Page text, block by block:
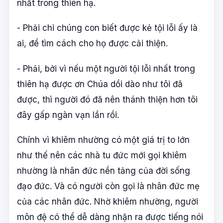
nhất trong thiên hạ.
- Phải chi chúng con biết được kẻ tội lỗi ấy là
ai, để tìm cách cho họ được cải thiện.
- Phải, bởi vì nếu một người tội lỗi nhất trong
thiên hạ được ơn Chúa dồi dào như tôi đã
được, thì người đó đã nên thánh thiện hơn tôi
đây gấp ngàn vạn lần rồi.
Chính vì khiêm nhường có một giá trị to lớn
như thế nên các nhà tu đức mới gọi khiêm
nhường là nhân đức nền tảng của đời sống
đạo đức. Và có người còn gọi là nhân đức mẹ
của các nhân đức. Nhờ khiêm nhường, người
môn đệ có thể dễ dàng nhận ra được tiếng nói